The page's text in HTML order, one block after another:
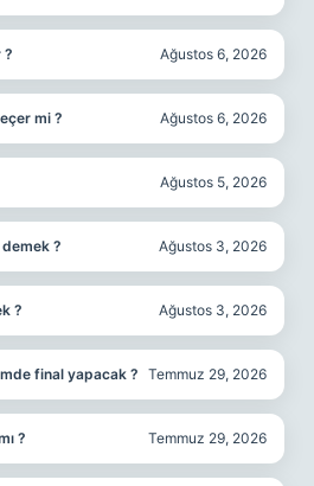
? Ağustos 6, 2026
mi ? Ağustos 6, 2026
Ağustos 5, 2026
? Ağustos 3, 2026
? Ağustos 3, 2026
final yapacak ? Temmuz 29, 2026
? Temmuz 29, 2026